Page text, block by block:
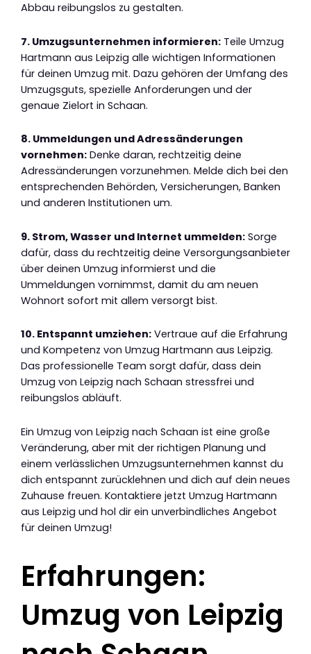
Abbau reibungslos zu gestalten.
7. Umzugsunternehmen informieren: Teile Umzug
Hartmann aus Leipzig alle wichtigen Informationen
für deinen Umzug mit. Dazu gehören der Umfang des
Umzugsguts, spezielle Anforderungen und der
genaue Zielort in Schaan.
8. Ummeldungen und Adressänderungen
vornehmen: Denke daran, rechtzeitig deine
Adressänderungen vorzunehmen. Melde dich bei den
entsprechenden Behörden, Versicherungen, Banken
und anderen Institutionen um.
9. Strom, Wasser und Internet ummelden: Sorge
dafür, dass du rechtzeitig deine Versorgungsanbieter
über deinen Umzug informierst und die
Ummeldungen vornimmst, damit du am neuen
Wohnort sofort mit allem versorgt bist.
10. Entspannt umziehen: Vertraue auf die Erfahrung
und Kompetenz von Umzug Hartmann aus Leipzig.
Das professionelle Team sorgt dafür, dass dein
Umzug von Leipzig nach Schaan stressfrei und
reibungslos abläuft.
Ein Umzug von Leipzig nach Schaan ist eine große
Veränderung, aber mit der richtigen Planung und
einem verlässlichen Umzugsunternehmen kannst du
dich entspannt zurücklehnen und dich auf dein neues
Zuhause freuen. Kontaktiere jetzt Umzug Hartmann
aus Leipzig und hol dir ein unverbindliches Angebot
für deinen Umzug!
Erfahrungen:
Umzug von Leipzig